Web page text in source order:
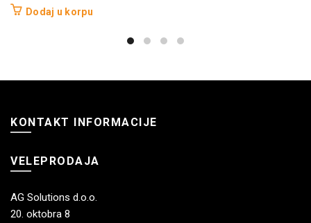
Dodaj u korpu
KONTAKT INFORMACIJE
VELEPRODAJA
AG Solutions d.o.o.
20. oktobra 8